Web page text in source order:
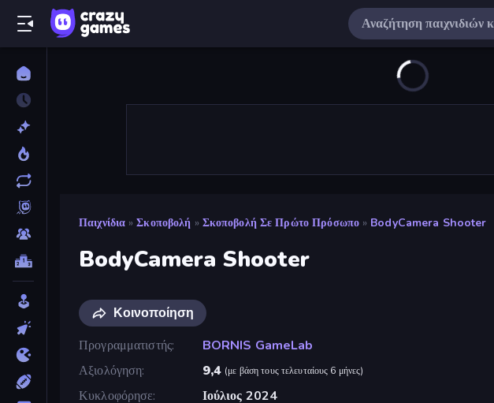
Παιχνίδια » Σκοποβολή » Σκοποβολή Σε Πρώτο Πρόσωπο » BodyCamera Shooter
BodyCamera Shooter
Κοινοποίηση
Προγραμματιστής
BORNIS GameLab
Αξιολόγηση
9,4 (με βάση τους τελευταίους 6 μήνες)
Κυκλοφόρησε
Ιούλιος 2024